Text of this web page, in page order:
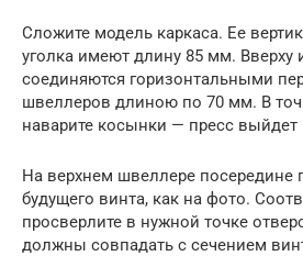
Сложите модель каркаса. Ее
уголка имеют длину 85 мм. Вверху
соединяются горизонтальными
швеллеров длиною по 70 мм. В
наварите косынки — пресс выйдет
На верхнем швеллере посередине
будущего винта, как на фото.
просверлите в нужной точке
должны совпадать с сечением